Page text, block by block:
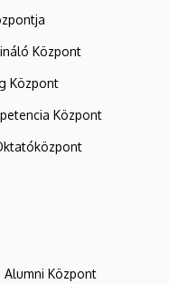
Központ
Központ
Központ
Alumni Központ